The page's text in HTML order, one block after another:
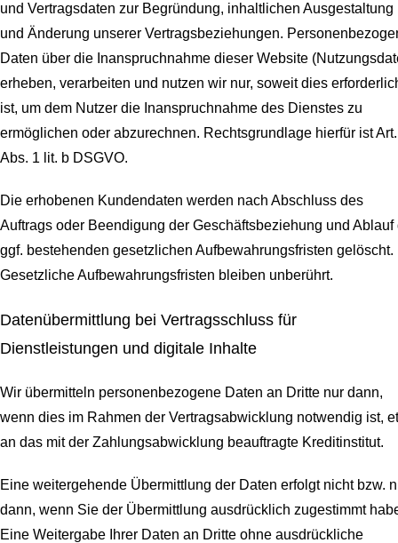
und Vertragsdaten zur Begründung, inhaltlichen Ausgestaltung
und Änderung unserer Vertragsbeziehungen.
Daten über die Inanspruchnahme dieser Website
erheben, verarbeiten und nutzen wir nur, soweit dies
ist, um dem Nutzer die Inanspruchnahme des Dienstes zu
ermöglichen oder abzurechnen. Rechtsgrundlage hierfür ist
Abs. 1 lit. b DSGVO.
Die erhobenen Kundendaten werden nach Abschluss des
Auftrags oder Beendigung der Geschäftsbeziehung und Ablauf
ggf. bestehenden gesetzlichen Aufbewahrungsfristen gelöscht.
Gesetzliche Aufbewahrungsfristen bleiben unberührt.
Daten­übermittlung bei Vertragsschluss für
Dienstleistungen und digitale Inhalte
Wir übermitteln personenbezogene Daten an Dritte nur dann,
wenn dies im Rahmen der Vertragsabwicklung notwendig ist,
an das mit der Zahlungsabwicklung beauftragte Kreditinstitut.
Eine weitergehende Übermittlung der Daten erfolgt nicht bzw.
dann, wenn Sie der Übermittlung ausdrücklich zugestimmt
Eine Weitergabe Ihrer Daten an Dritte ohne ausdrückliche